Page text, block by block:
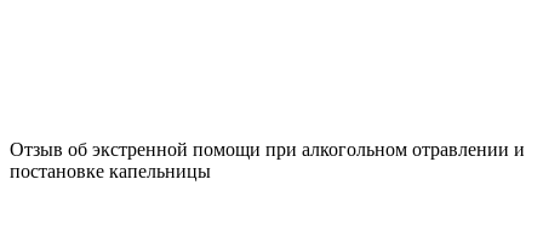
Отзыв об экстренной помощи при алкогольном отравлении и
постановке капельницы